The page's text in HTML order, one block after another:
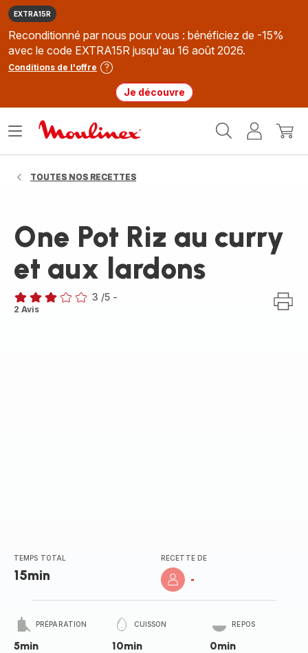
EXTRA15R
Reconditionné par nous pour vous : bénéficiez de -15%
avec le code EXTRA15R jusqu'au 16 août 2026.
Conditions de l'offre
Je découvre
MonMon
Ouvrir
TOUTES NOS RECETTES
One Pot Riz au curry
et aux lardons
Avis
3 /5 -
2 Avis
TEMPS TOTAL
15min
RECETTE DE
-
PRÉPARATION
5min
CUISSON
10min
REPOS
0min